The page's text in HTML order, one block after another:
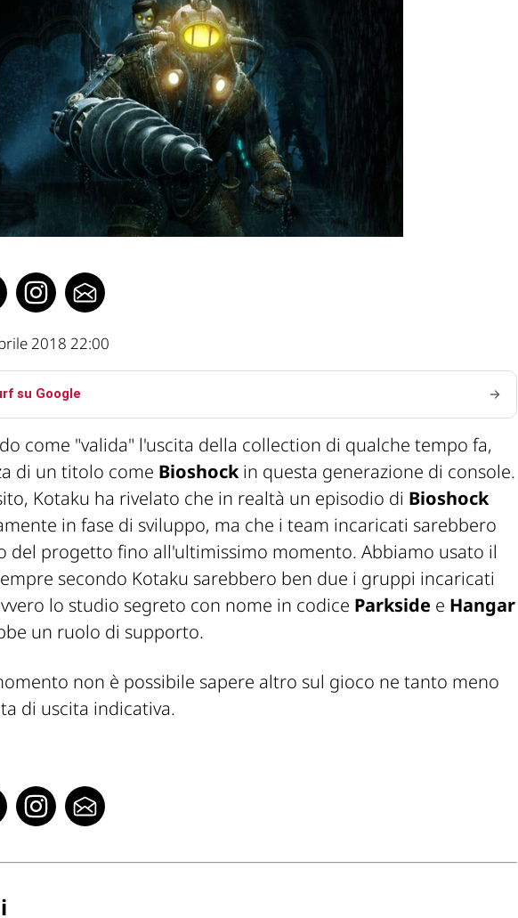
2018 22:00
su Google
come "valida" l'uscita della collection di qualche tempo fa,
di un titolo come Bioshockin questa generazione di console.
Kotaku ha rivelato che in realtà un episodio di Bioshock
in fase di sviluppo, ma che i team incaricati sarebbero
del progetto fino all'ultimissimo momento. Abbiamo usato il
secondo Kotaku sarebbero ben due i gruppi incaricati
lo studio segreto con nome in codice Parkside e Hangar
un ruolo di supporto.
non è possibile sapere altro sul gioco ne tanto meno
di uscita indicativa.